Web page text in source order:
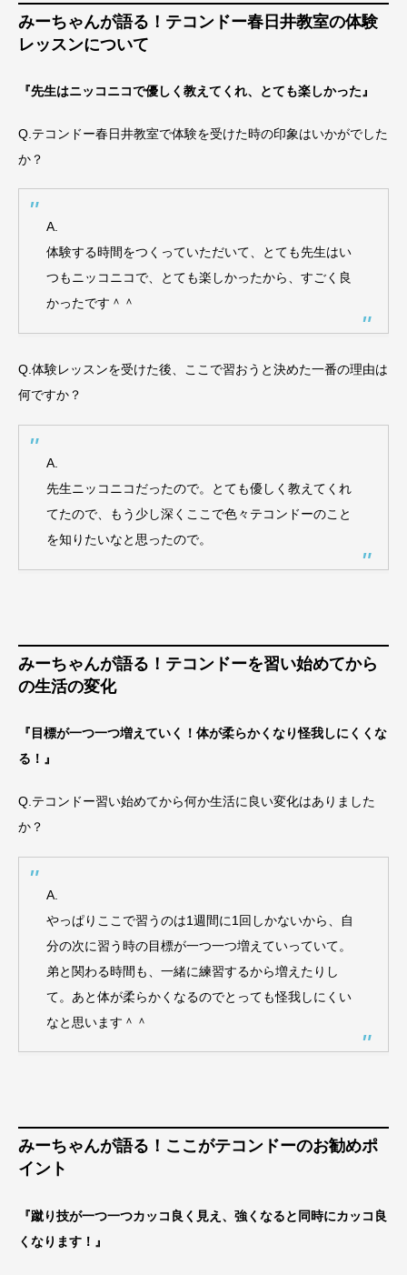
みーちゃんが語る！テコンドー春日井教室の体験
レッスンについて
『先生はニッコニコで優しく教えてくれ、とても楽しかった』
Q.テコンドー春日井教室で体験を受けた時の印象はいかがでした
か？
A.
体験する時間をつくっていただいて、とても先生はい
つもニッコニコで、とても楽しかったから、すごく良
かったです＾＾
Q.体験レッスンを受けた後、ここで習おうと決めた一番の理由は
何ですか？
A.
先生ニッコニコだったので。とても優しく教えてくれ
てたので、もう少し深くここで色々テコンドーのこと
を知りたいなと思ったので。
みーちゃんが語る！テコンドーを習い始めてから
の生活の変化
『目標が一つ一つ増えていく！体が柔らかくなり怪我しにくくな
る！』
Q.テコンドー習い始めてから何か生活に良い変化はありました
か？
A.
やっぱりここで習うのは1週間に1回しかないから、自
分の次に習う時の目標が一つ一つ増えていっていて。
弟と関わる時間も、一緒に練習するから増えたりし
て。あと体が柔らかくなるのでとっても怪我しにくい
なと思います＾＾
みーちゃんが語る！ここがテコンドーのお勧めポ
イント
『蹴り技が一つ一つカッコ良く見え、強くなると同時にカッコ良
くなります！』